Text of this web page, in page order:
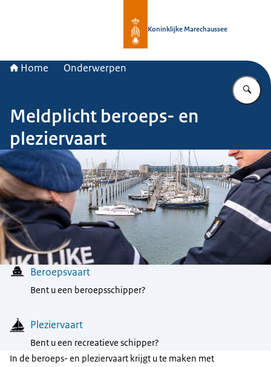
Koninklijke Marechaussee
Home Onderwerpen
Meldplicht beroeps- en
pleziervaart
MenuBeroepsvaart
Bent u een beroepsschipper?
Pleziervaart
Bent u een recreatieve schipper?
In de beroeps- en pleziervaart krijgt u te maken met